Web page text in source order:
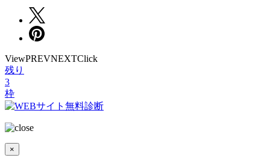
ViewPREVNEXTClick
残り
3
枠
×